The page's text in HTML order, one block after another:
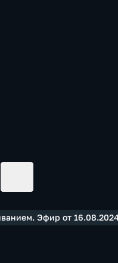
Эфир от 16.08.2024